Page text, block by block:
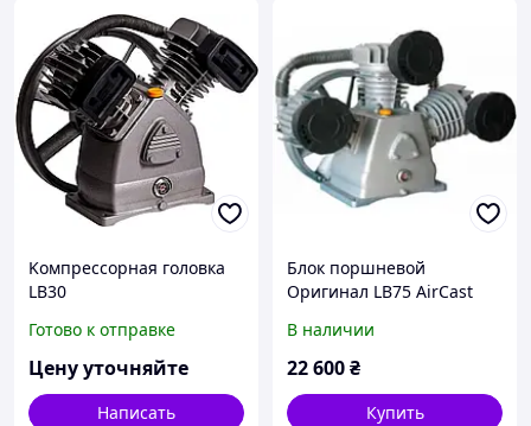
Koмпpeccopнaя гoлoвкa
LB30
Готово к отправке
Цену уточняйте
Написать
Блок поршневой
Оригинал LB75 AirCast
В наличии
22 600₴
Купить